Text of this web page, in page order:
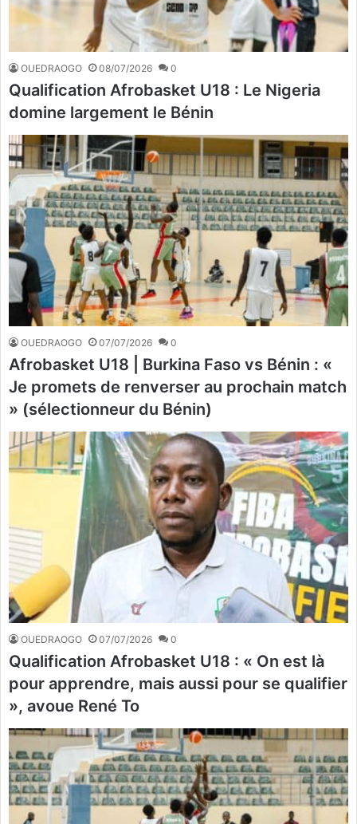
OUEDRAOGO 08/07/2026 0
Qualification Afrobasket U18 : Le Nigeria
domine largement le Bénin
OUEDRAOGO 07/07/2026 0
Afrobasket U18 | Burkina Faso vs Bénin : «
Je promets de renverser au prochain match
» (sélectionneur du Bénin)
OUEDRAOGO 07/07/2026 0
Qualification Afrobasket U18 : « On est là
pour apprendre, mais aussi pour se qualifier
», avoue René To